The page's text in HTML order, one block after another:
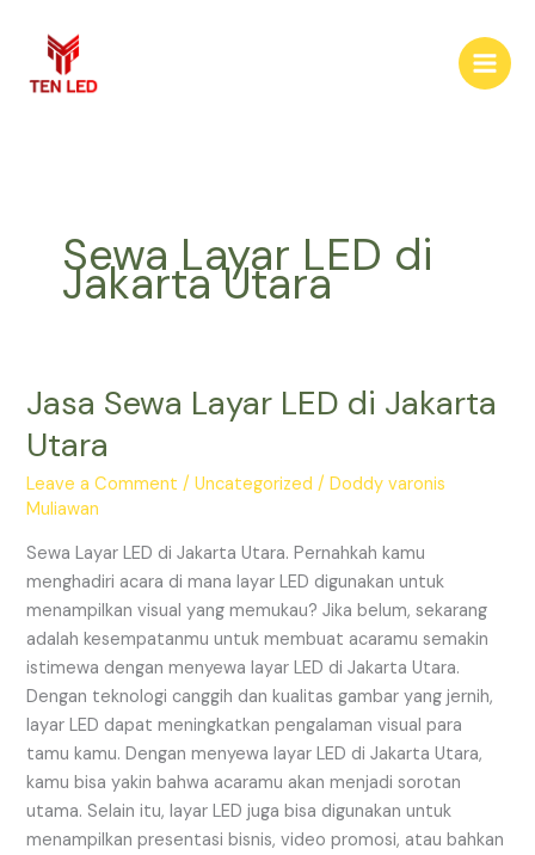
content
Sewa Layar LED di
Jakarta Utara
Jasa Sewa Layar LED di Jakarta
Utara
Leave a Comment /Uncategorized /Doddy varonis
Muliawan
Sewa Layar LED di Jakarta Utara. Pernahkah kamu
menghadiri acara di mana layar LED digunakan untuk
menampilkan visual yang memukau? Jika belum, sekarang
adalah kesempatanmu untuk membuat acaramu semakin
istimewa dengan menyewa layar LED di Jakarta Utara.
Dengan teknologi canggih dan kualitas gambar yang jernih,
layar LED dapat meningkatkan pengalaman visual para
tamu kamu. Dengan menyewa layar LED di Jakarta Utara,
kamu bisa yakin bahwa acaramu akan menjadi sorotan
utama. Selain itu, layar LED juga bisa digunakan untuk
menampilkan presentasi bisnis, video promosi, atau bahkan
Jasa
Layar
LED
di
Utara